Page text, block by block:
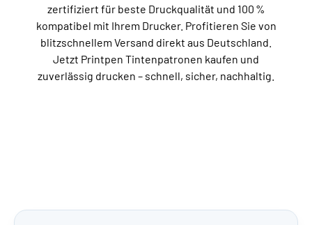
zertifiziert für beste Druckqualität und 100 %
kompatibel mit Ihrem Drucker. Profitieren Sie von
blitzschnellem Versand direkt aus Deutschland.
Jetzt Printpen Tintenpatronen kaufen und
zuverlässig drucken – schnell, sicher, nachhaltig.